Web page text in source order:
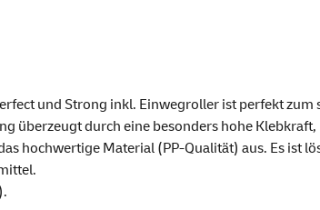
und Strong inkl. Einwegroller ist perfekt
überzeugt durch eine besonders hohe
hochwertige Material (PP-Qualität) aus. Es